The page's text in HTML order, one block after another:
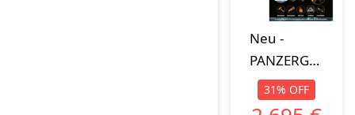
Neu -
PANZERGLASS
"iPhone
31% OFF